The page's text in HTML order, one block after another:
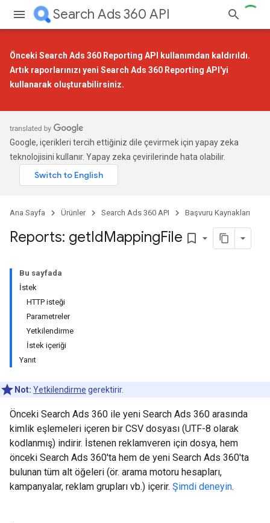
Search Ads 360 API
Önceki Search Ads 360 Reporting API kullanımdan kaldırıldı.
Artık raporlarınızı yeni Search Ads 360 Reporting API 'yi
kullanarak oluşturabilirsiniz.
Google, içerikleri tercih ettiğiniz dile çevirmek için yapay zeka
teknolojisini kullanır. Yapay zeka çevirilerinde hata olabilir.
Ana Sayfa Ürünler Search Ads 360 API Başvuru Kaynakları
Reports: getIdMappingFile bookmark_border
Bu sayfada
İstek
HTTP isteği
Parametreler
Yetkilendirme
İstek içeriği
Yanıt
Not: Yetkilendirme gerektirir.
Önceki Search Ads 360 ile yeni Search Ads 360 arasında
kimlik eşlemeleri içeren bir CSV dosyası (UTF-8 olarak
kodlanmış) indirir. İstenen reklamveren için dosya, hem
önceki Search Ads 360'ta hem de yeni Search Ads 360'ta
bulunan tüm alt öğeleri (ör. arama motoru hesapları,
kampanyalar, reklam grupları vb.) içerir. Şimdi deneyin.